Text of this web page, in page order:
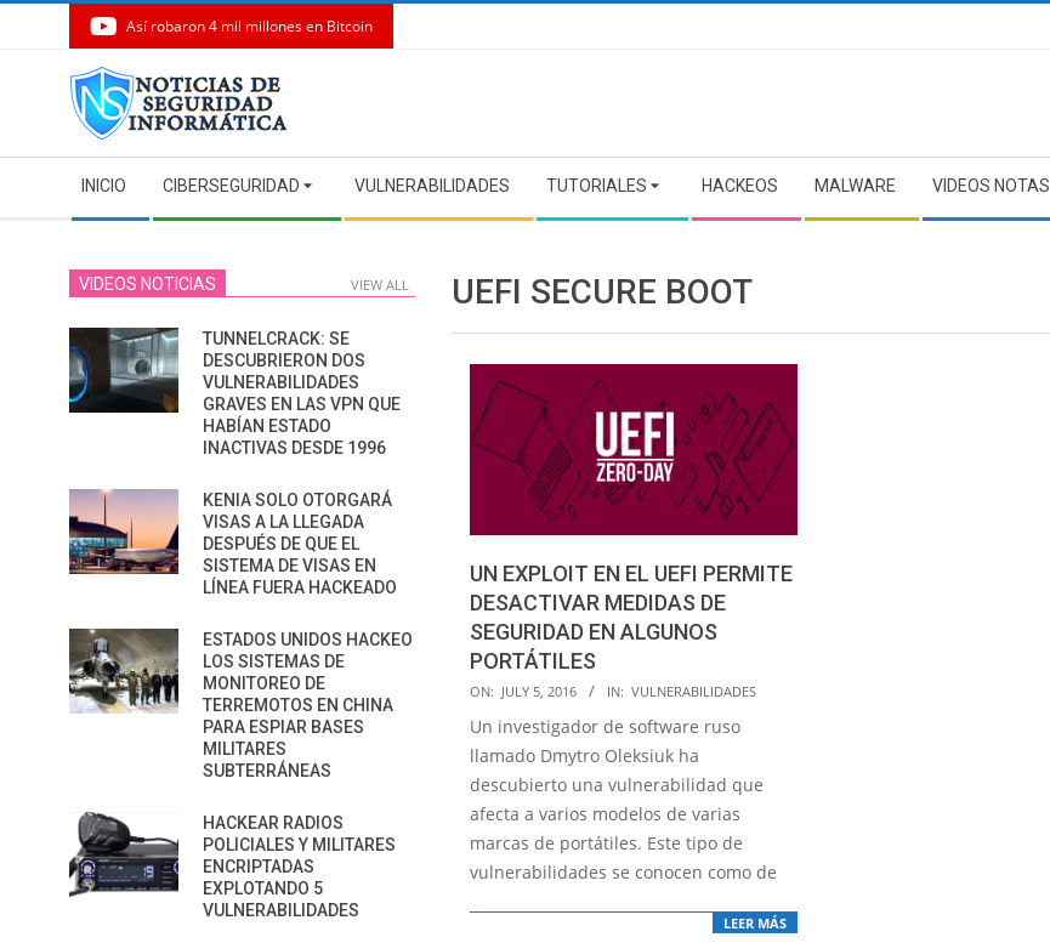
Así robaron 4 mil millones en Bitcoin
Navigation
Menu
INICIO CIBERSEGURIDAD VULNERABILIDADES TUTORIALES HACKEOS MALWARE VIDEOS NOTAS
UEFI SECURE BOOT
UN EXPLOIT EN EL UEFI PERMITE
DESACTIVAR MEDIDAS DE
SEGURIDAD EN ALGUNOS
PORTÁTILES
2016-
07-
05
ON: JULY 5, 2016 IN: VULNERABILIDADES
Un investigador de software ruso
llamado Dmytro Oleksiuk ha
descubierto una vulnerabilidad que
afecta a varios modelos de varias
marcas de portátiles. Este tipo de
vulnerabilidades se conocen como de
LEER MÁS
VIDEOS NOTICIAS VIEW ALL
TUNNELCRACK: SE
DESCUBRIERON DOS
VULNERABILIDADES
GRAVES EN LAS VPN QUE
HABÍAN ESTADO
INACTIVAS DESDE 1996
KENIA SOLO OTORGARÁ
VISAS A LA LLEGADA
DESPUÉS DE QUE EL
SISTEMA DE VISAS EN
LÍNEA FUERA HACKEADO
ESTADOS UNIDOS HACKEO
LOS SISTEMAS DE
MONITOREO DE
TERREMOTOS EN CHINA
PARA ESPIAR BASES
MILITARES
SUBTERRÁNEAS
HACKEAR RADIOS
POLICIALES Y MILITARES
ENCRIPTADAS
EXPLOTANDO 5
VULNERABILIDADES